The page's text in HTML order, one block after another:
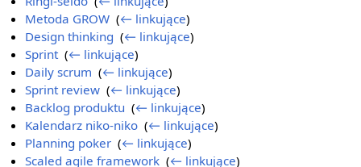
Metoda GROW ‎(← linkujące)
Design thinking ‎(← linkujące)
Sprint‎(← linkujące)
Daily scrum ‎(← linkujące)
Sprint review ‎(← linkujące)
Backlog produktu ‎(← linkujące)
Kalendarz niko-niko ‎(← linkujące)
Planning poker ‎(← linkujące)
Scaled agile framework ‎(← linkujące)